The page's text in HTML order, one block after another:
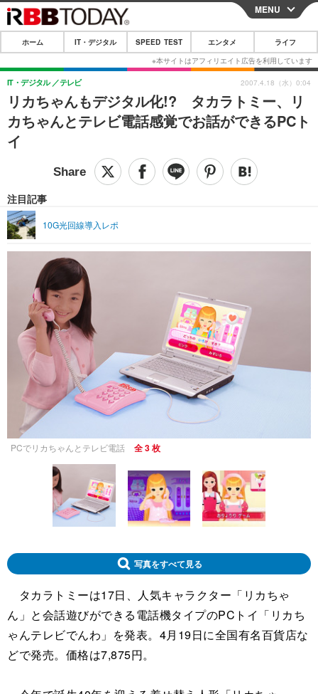
CLOSE
ホーム
IT・デジタル
IT・デジタルTOP スマートフォン
ガジェット・ツール
ショッピング その他
SPEED TEST
エンタメ
エンタメTOP 映画・ドラマ
音楽
グラビア ブログ
ショッピング
ペット
その他
リリース一覧
プッシュ通知の停止方法
MENU
ホーム IT・デジタル SPEED TEST エンタメ ライフ
リカちゃんもデジタル化!? タカラトミー、リ
カちゃんとテレビ電話感覚でお話ができるPCト
イ
IT・デジタル テレビ
注目記事
10G光回線導入レポ
2007.4.18（水）0:04
PCでリカちゃんとテレビ電話 全 3 枚
写真をすべて見る
タカラトミーは17日、人気キャラクター「リカちゃ
ん」と会話遊びができる電話機タイプのPCトイ「リカち
ゃんテレビでんわ」を発表。4月19日に全国有名百貨店な
どで発売。価格は7,875円。